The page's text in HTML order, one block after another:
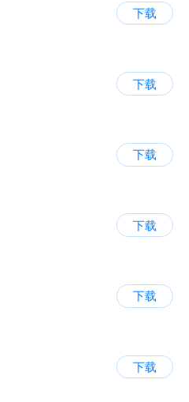
下载
下载
下载
下载
下载
下载